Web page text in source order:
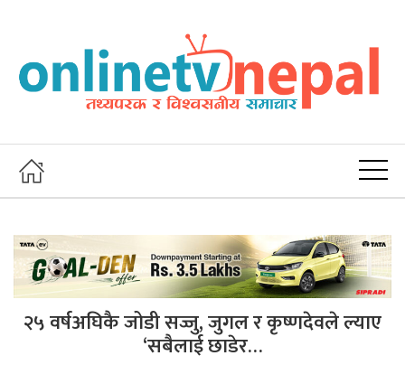
२५ वर्षअघिकै जोडी सज्जु, जुगल र कृष्णदेवले ल्याए
‘सबैलाई छाडेर…